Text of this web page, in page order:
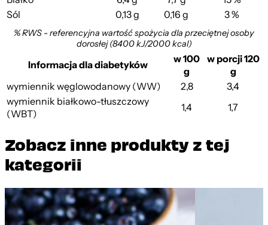
Sól
0,13 g 0,16 g 3 %
% RWS - referencyjna wartość spożycia dla przeciętnej osoby
dorosłej (8400 kJ/2000 kcal)
Informacja dla diabetyków
w 100
g
w porcji 120
g
wymiennik węglowodanowy (WW)
2,8
3,4
wymiennik białkowo-tłuszczowy
(WBT)
1,4 1,7
Zobacz inne produkty z tej
kategorii